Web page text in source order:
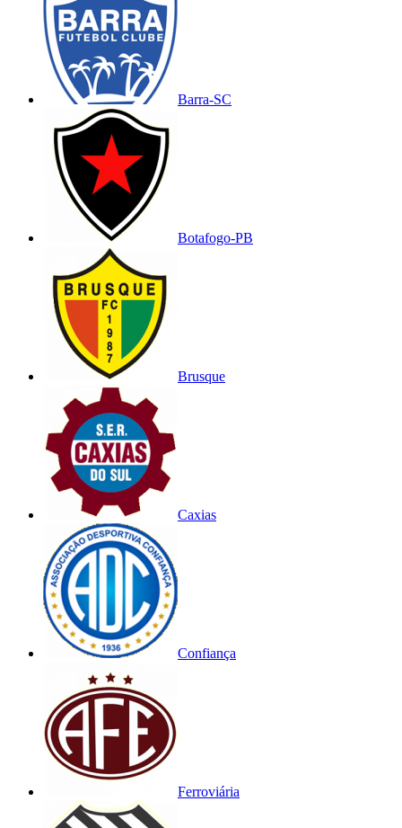
Barra-SC
Botafogo-PB
Brusque
Caxias
Confiança
Ferroviária